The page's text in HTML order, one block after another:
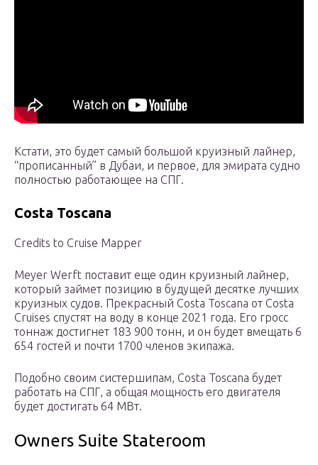
Кстати, это будет самый большой круизный лайнер,
“прописанный” в Дубаи, и первое, для эмирата судно
полностью работающее на СПГ.
Costa Toscana
Credits to Cruise Mapper
Meyer Werft поставит еще один круизный лайнер,
который займет позицию в будущей десятке лучших
круизных судов. Прекрасный Costa Toscana от Costа
Cruises спустят на воду в конце 2021 года. Его гросс
тоннаж достигнет 183 900 тонн, и он будет вмещать 6
654 гостей и почти 1700 членов экипажа.
Подобно своим систершипам, Costa Toscana будет
работать на СПГ, а общая мощность его двигателя
будет достигать 64 МВт.
Owners Suite Stateroom